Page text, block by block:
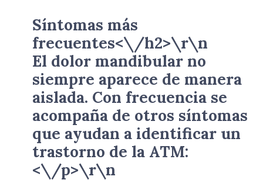
Síntomas más
frecuentes<\/h2>\r\n
El dolor mandibular no
siempre aparece de manera
aislada. Con frecuencia se
acompaña de otros síntomas
que ayudan a identificar un
trastorno de la ATM:
<\/p>\r\n